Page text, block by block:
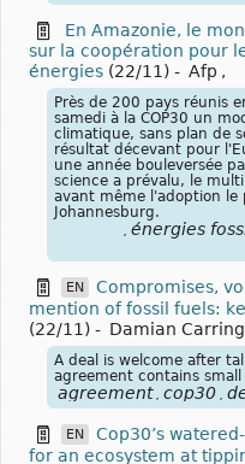
En Amazonie, le
sur la coopération pour
énergies (22/11) - Afp ,
Près de 200 pays réunis
samedi à la COP30 un
climatique, sans plan de
résultat décevant pour
une année bouleversée
science a prévalu, le
avant même l'adoption le
Johannesburg.
énergies
EN
Compromises,
mention of fossil fuels:
(22/11) - Damian
A deal is welcome after
agreement contains
agreement cop30
EN
Cop30’s
for an ecosystem at